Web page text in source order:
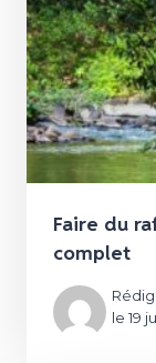
Faire du
complet
le 19